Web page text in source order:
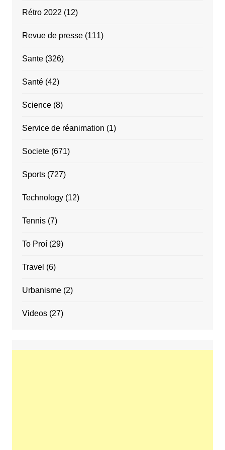
Rétro 2022 (12)
Revue de presse(111)
Sante(326)
Santé(42)
Science(8)
Service de réanimation (1)
Societe(671)
Sports(727)
Technology(12)
Tennis(7)
To Proí(29)
Travel (6)
Urbanisme(2)
Videos(27)